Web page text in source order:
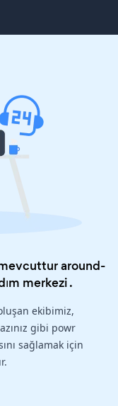
around-
merkezi.
ekibimiz,
gibi powr
sağlamak için